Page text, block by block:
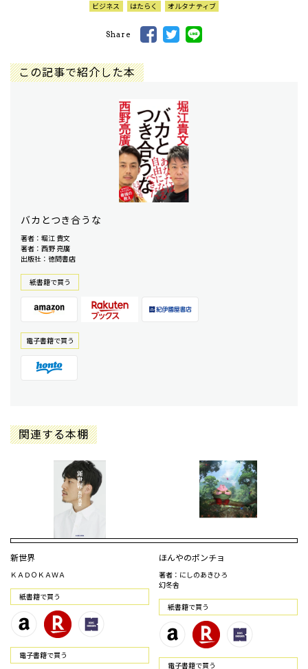
ビジネス はたらく オルタナティブ
Share
この記事で紹介した本
バカとつき合うな
著者：堀江 貴文
著者：西野 亮廣
出版社：徳間書店
紙書籍で買う
電⼦書籍で買う
関連する本棚
新世界
ＫＡＤＯＫＡＷＡ
紙書籍で買う
電⼦書籍で買う
ほんやのポンチョ
著者：にしのあきひろ
幻冬舎
紙書籍で買う
電⼦書籍で買う